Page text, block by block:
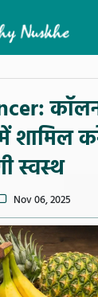
में
स्वस्थ
Nov 06, 2025